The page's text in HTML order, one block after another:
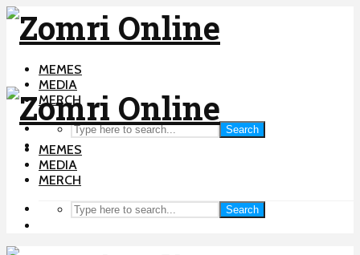
MEMES
MEDIA
MERCH
Search
MEMES
MEDIA
MERCH
Search